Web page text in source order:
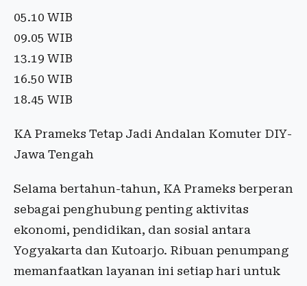
05.10 WIB
09.05 WIB
13.19 WIB
16.50 WIB
18.45 WIB
KA Prameks Tetap Jadi Andalan Komuter DIY-
Jawa Tengah
Selama bertahun-tahun, KA Prameks berperan
sebagai penghubung penting aktivitas
ekonomi, pendidikan, dan sosial antara
Yogyakarta dan Kutoarjo. Ribuan penumpang
memanfaatkan layanan ini setiap hari untuk